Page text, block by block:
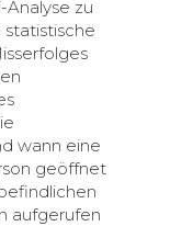
zu
wann eine
geöffnet
aufgerufen